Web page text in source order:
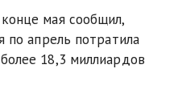
мая сообщил,
по апрель потратила
18,3 миллиардов